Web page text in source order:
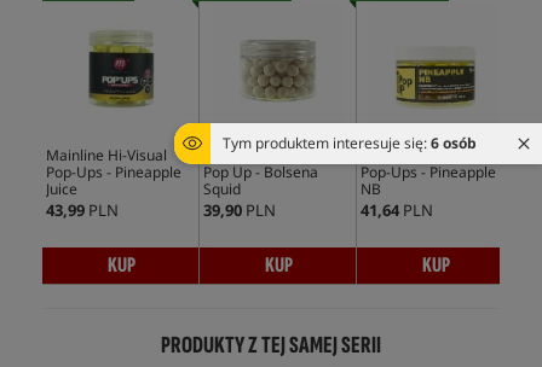
Tym produktem interesuje się:6 osób
Mainline Hi-Visual
Pop-Ups - Pineapple
Juice
43,99 PLN
KUP
MassiveBaits Special
Pop Up - Bolsena
Squid
39,90 PLN
KUP
UltimateProducts
Pop-Ups - Pineapple
NB
41,64 PLN
KUP
PRODUKTY Z TEJ SAMEJ SERII